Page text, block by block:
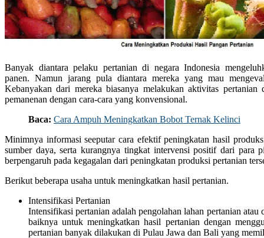
Banyak diantara pelaku pertanian di negara Indonesia
panen. Namun jarang pula diantara mereka yang mau
Kebanyakan dari mereka biasanya melakukan aktivitas
pemanenan dengan cara-cara yang konvensional.
Baca: Cara Ampuh Meningkatkan Bobot Ternak Kelinci
Minimnya informasi seeputar cara efektif peningkatan hasil
sumber daya, serta kurangnya tingkat intervensi positif dari para
berpengaruh pada kegagalan dari peningkatan produksi pertanian
Berikut beberapa usaha untuk meningkatkan hasil pertanian.
Intensifikasi Pertanian
Intensifikasi pertanian adalah pengolahan lahan pertanian atau
baiknya untuk meningkatkan hasil pertanian dengan
pertanian banyak dilakukan di Pulau Jawa dan Bali yang